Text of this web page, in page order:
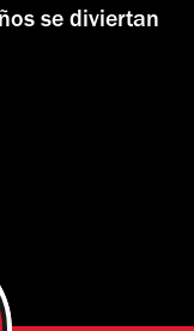
se diviertan